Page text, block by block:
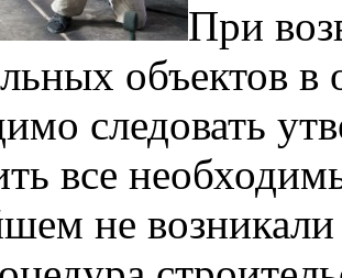
При
объектов в
следовать
все
не